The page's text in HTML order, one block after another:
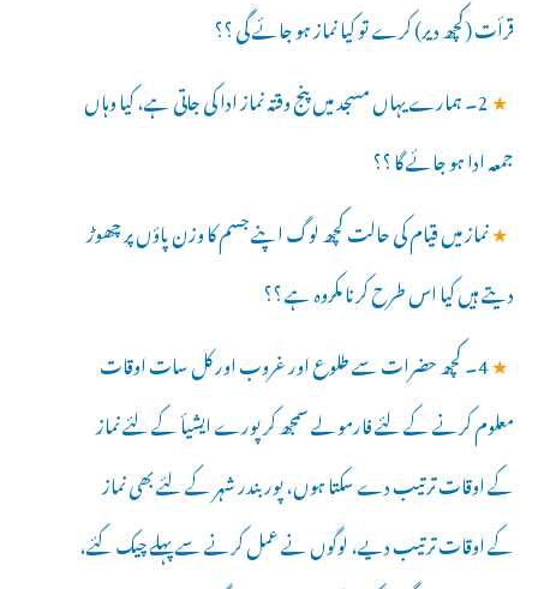
قرأت (کچھ دیر) کرے تو کیا نماز ہو جائے گی ؟؟
★ 2۔ ہمارے یہاں مسجد میں پنج وقتہ نماز ادا کی جاتی ہے، کیا وہاں
جمعہ ادا ہو جائے گا ؟؟
★نماز میں قیام کی حالت کچھ لوگ اپنے جسم کا وزن پاؤں پر چھوڑ
دیتے ہیں کیا اس طرح کرنا مکروہ ہے ؟؟
★ 4۔ کچھ حضرات سے طلوع اور غروب اور کل سات اوقات
معلوم کرنے کے لئے فارمولے سمجھ کر پورے ایشیأ کے لئے نماز
کے اوقات ترتیب دے سکتا ہوں، پور بندر شہر کے لئے بھی نماز
کے اوقات ترتیب دیے، لوگوں نے عمل کرنے سے پہلے چیک کئے،